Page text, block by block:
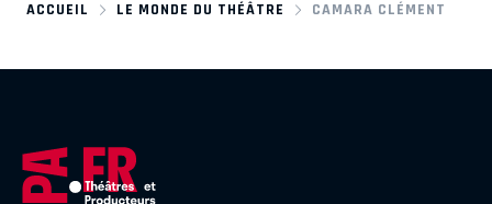
ACCUEIL LE MONDE DU THÉÂTRE CAMARA CLÉMENT